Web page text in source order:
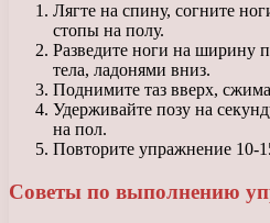
Лягте на спину, согните
стопы на полу.
Разведите ноги на ширину
тела, ладонями вниз.
Поднимите таз вверх,
Удерживайте позу на
на пол.
Повторите упражнение 10-
Советы по выполнению